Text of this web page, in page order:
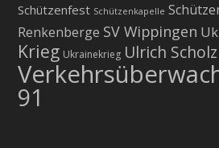
Schützenfest Schützenkapelle
Renkenberge SV Wippingen
Krieg Ukrainekrieg Ulrich Scholz
91